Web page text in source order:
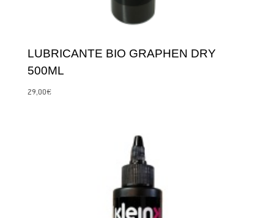
LUBRICANTE BIO GRAPHEN DRY
500ML
29,00€